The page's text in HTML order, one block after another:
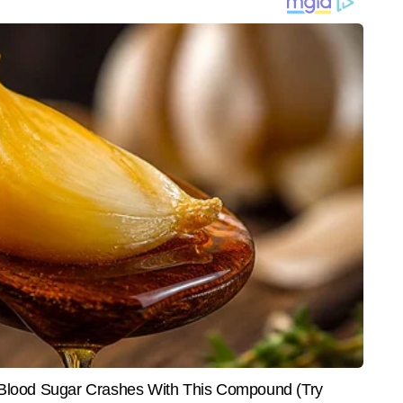
को बचाया। आज गुरुओं की कुर्बानी से प्रेरणा लेकर पंजाब मोदी जी के
बचाएगा।''
साथ फरक्का जल संधि का
हो, पहले बिहार का हित देखें',
सरकार से अपील
EDUCATION
Sarkari Naukri: रेलवे से लेकर बैंक तक
में बंपर भर्ती, 07 हजार पदों पर मिलेगा मौका
में सीनियर कॉपी एडिटर के रूप में कार्यरत हैं और मीडिया में 9 वर्षों का अनुभव रखते
करने के बाद से ही वे न्यूजरूम के विभिन्न आयामों—कॉपी एडिटिंग, कंटेंट क्यूरेशन और
साथ काम कर रहे हैं। राष्ट्रीय, अंतरराष्ट्रीय और ब्रेकिंग न्यूज पर उनकी मजबूत पकड़